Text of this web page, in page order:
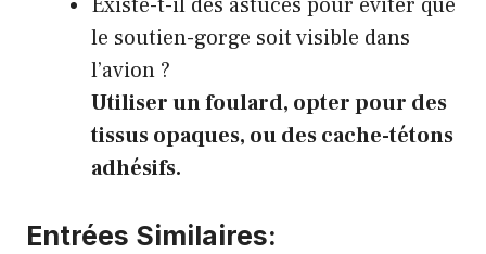
Existe-t-il des astuces pour éviter que
le soutien-gorge soit visible dans
l’avion ?
Utiliser un foulard, opter pour des
tissus opaques, ou des cache-tétons
adhésifs.
Entrées Similaires: